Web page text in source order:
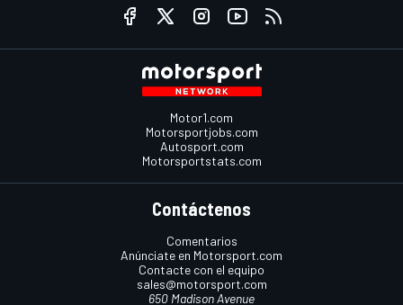
Motor1.com
Motorsportjobs.com
Autosport.com
Motorsportstats.com
Contáctenos
Comentarios
Anúnciate en Motorsport.com
Contacte con el equipo
sales@motorsport.com
650 Madison Avenue